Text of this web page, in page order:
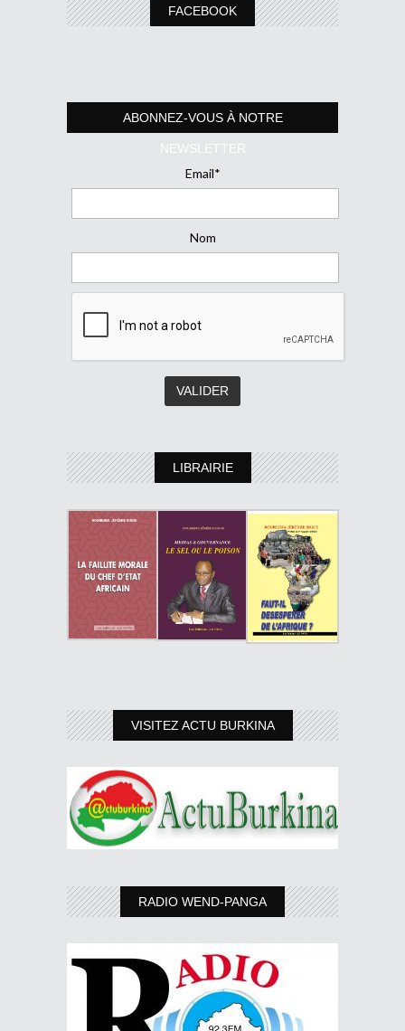
FACEBOOK
ABONNEZ-VOUS À NOTRE
NEWSLETTER
Email*
Nom
LIBRAIRIE
VISITEZ ACTU BURKINA
RADIO WEND-PANGA